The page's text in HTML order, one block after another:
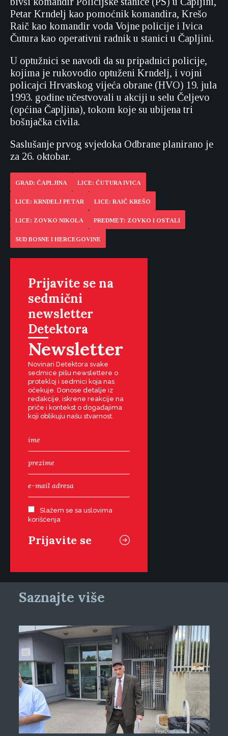
Petar Krndelj kao pomoćnik komandira, Krešo
Raič kao komandir voda Vojne policije i Ivica
Čutura kao operativni radnik u stanici u Čapljini.
U optužnici se navodi da su pripadnici policije,
kojima je rukovodio optuženi Krndelj, i vojni
policajci Hrvatskog vijeća obrane (HVO) 19. jula
1993. godine učestvovali u akciji u selu Čeljevo
(općina Čapljina), tokom koje su ubijena tri
bošnjačka civila.
Saslušanje prvog svjedoka Odbrane planirano je
za 26. oktobar.
GRAD: ČAPLJINA LICE: ČUTURA IVICA
LICE: KRNDELJ PETAR LICE: RAIČ KREŠO
LICE: ZOVKO NIKOLA PREDMET: ZOVKO I OSTALI
SUD BOSNE I HERCEGOVINE
Prijavite se na
sedmični
newsletter
Detektora
Newsletter
Novinari Detektora svake
sedmice pišu newslettere o
protekloj i sedmici koja nas
očekuje. Donose detalje iz
redakcije, iskrene reakcije na
priče i kontekst o događajima
koji oblikuju našu stvarnost.
Slažem se sa uslovima
korišćenja
Saznajte više